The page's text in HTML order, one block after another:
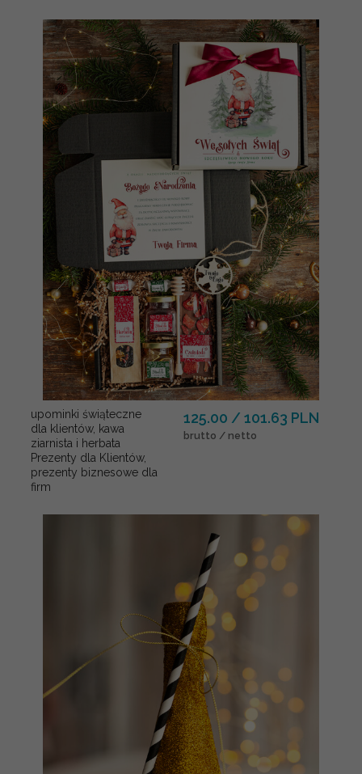
upominki świąteczne
dla klientów, kawa
ziarnista i herbata
Prezenty dla Klientów,
prezenty biznesowe dla
firm
125.00 / 101.63 PLN
brutto / netto